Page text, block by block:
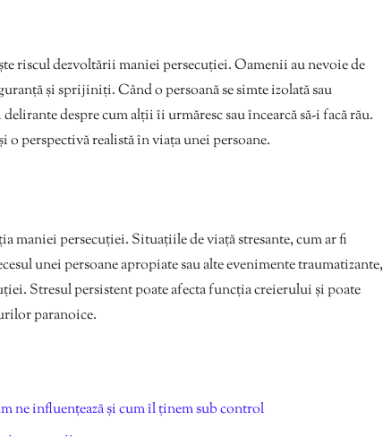
riscul dezvoltării maniei persecuției. Oamenii au nevoie de
și sprijiniți. Când o persoană se simte izolată sau
despre cum alții îi urmăresc sau încearcă să-i facă rău.
o perspectivă realistă în viața unei persoane.
maniei persecuției. Situațiile de viață stresante, cum ar fi
unei persoane apropiate sau alte evenimente traumatizante,
Stresul persistent poate afecta funcția creierului și poate
paranoice.
ne influențează și cum îl ținem sub control